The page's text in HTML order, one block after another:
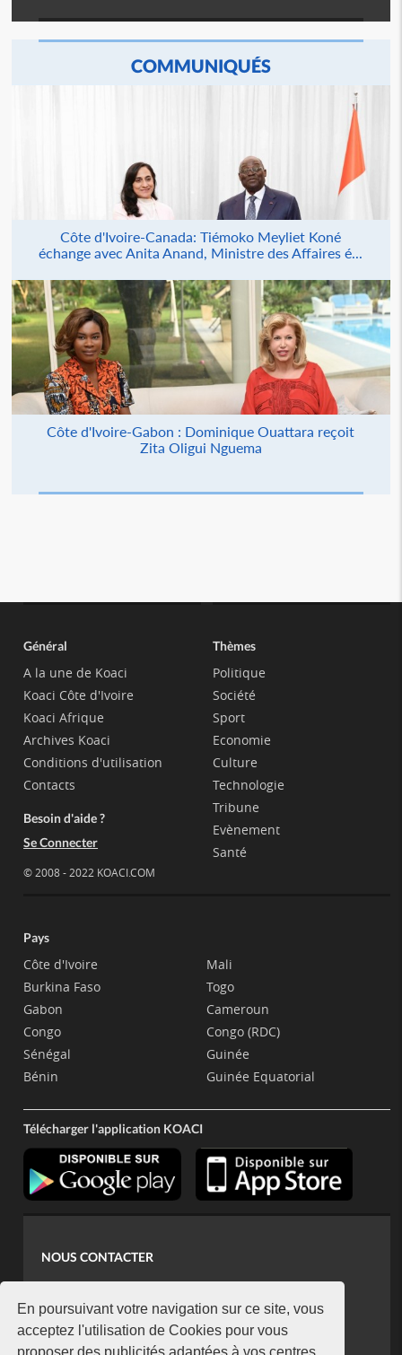
En poursuivant votre navigation sur ce site, vous
acceptez l'utilisation de Cookies pour vous
proposer des publicités adaptées à vos centres
COMMUNIQUÉS
Côte d'Ivoire-Canada: Tiémoko Meyliet Koné
échange avec Anita Anand, Ministre des Affaires é...
Côte d'Ivoire-Gabon : Dominique Ouattara reçoit
Zita Oligui Nguema
Général
A la une de Koaci
Koaci Côte d'Ivoire
Koaci Afrique
Archives Koaci
Conditions d'utilisation
Contacts
Besoin d'aide ?
Se Connecter
© 2008 - 2022 KOACI.COM
Thèmes
Politique
Société
Sport
Economie
Culture
Technologie
Tribune
Evènement
Santé
Pays
Côte d'Ivoire
Burkina Faso
Gabon
Congo
Sénégal
Bénin
Mali
Togo
Cameroun
Congo (RDC)
Guinée
Guinée Equatorial
Télécharger l'application KOACI
NOUS CONTACTER
koaci@yahoo.fr
+225 07 08 85 52 93